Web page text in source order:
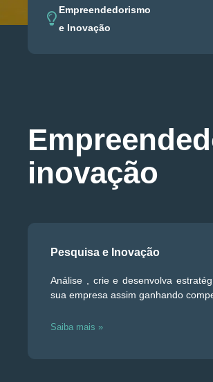
Empreendedorismo
e Inovação
inovação
Pesquisa e Inovação
Análise , crie e desenvolva
sua empresa assim ganhando
Saiba mais »